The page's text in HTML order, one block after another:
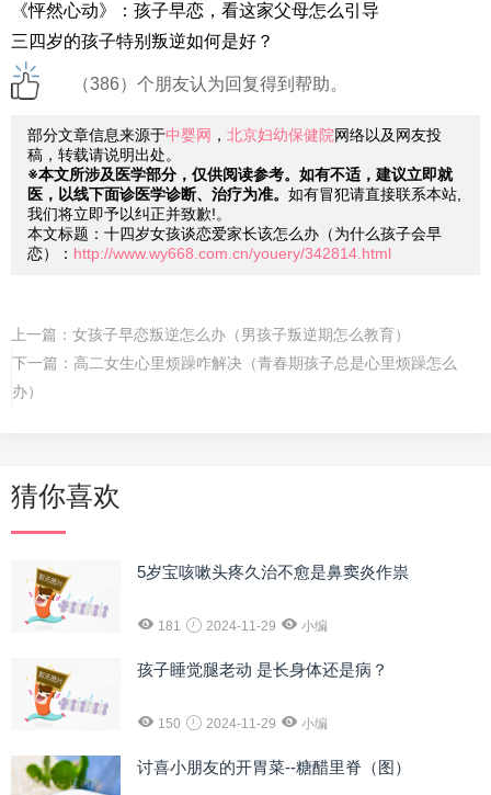
《怦然心动》：孩子早恋，看这家父母怎么引导
三四岁的孩子特别叛逆如何是好？
（386）个朋友认为回复得到帮助。
部分文章信息来源于中婴网 ， 北京妇幼保健院网络以及网友投
稿，转载请说明出处。
※本文所涉及医学部分，仅供阅读参考。如有不适，建议立即就
医，以线下面诊医学诊断、治疗为准。 如有冒犯请直接联系本站,
我们将立即予以纠正并致歉!。
本文标题：十四岁女孩谈恋爱家长该怎么办（为什么孩子会早
恋）： http://www.wy668.com.cn/youery/342814.html
上一篇： 女孩子早恋叛逆怎么办（男孩子叛逆期怎么教育）
下一篇： 高二女生心里烦躁咋解决（青春期孩子总是心里烦躁怎么
办）
猜你喜欢
5岁宝咳嗽头疼久治不愈是鼻窦炎作祟
181 2024-11-29 小编
孩子睡觉腿老动 是长身体还是病？
150 2024-11-29 小编
讨喜小朋友的开胃菜--糖醋里脊（图）